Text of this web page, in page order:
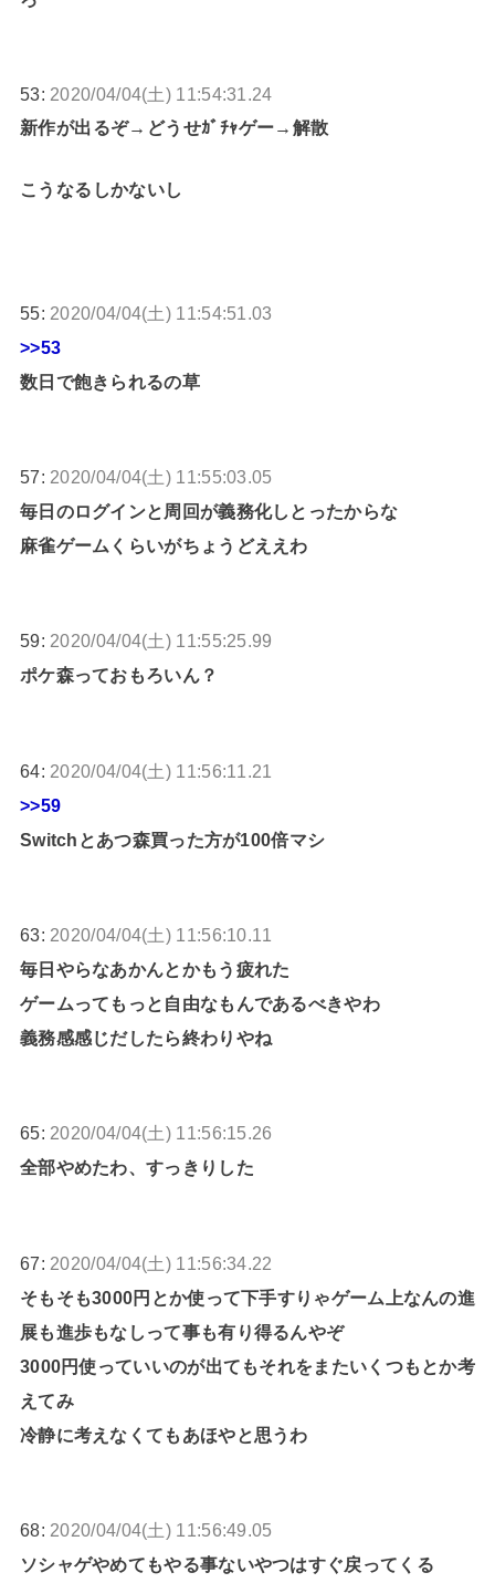
53: 2020/04/04(土) 11:54:31.24
新作が出るぞ→どうせｶﾞﾁｬゲー→解散
こうなるしかないし
55: 2020/04/04(土) 11:54:51.03
>>53
数日で飽きられるの草
57: 2020/04/04(土) 11:55:03.05
毎日のログインと周回が義務化しとったからな
麻雀ゲームくらいがちょうどええわ
59: 2020/04/04(土) 11:55:25.99
ポケ森っておもろいん？
64: 2020/04/04(土) 11:56:11.21
>>59
Switchとあつ森買った方が100倍マシ
63: 2020/04/04(土) 11:56:10.11
毎日やらなあかんとかもう疲れた
ゲームってもっと自由なもんであるべきやわ
義務感感じだしたら終わりやね
65: 2020/04/04(土) 11:56:15.26
全部やめたわ、すっきりした
67: 2020/04/04(土) 11:56:34.22
そもそも3000円とか使って下手すりゃゲーム上なんの進
展も進歩もなしって事も有り得るんやぞ
3000円使っていいのが出てもそれをまたいくつもとか考
えてみ
冷静に考えなくてもあほやと思うわ
68: 2020/04/04(土) 11:56:49.05
ソシャゲやめてもやる事ないやつはすぐ戻ってくる